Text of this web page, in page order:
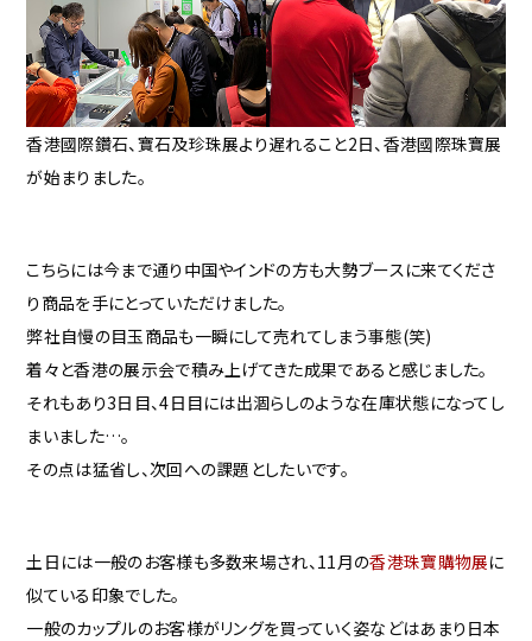
香港國際鑽石、寶石及珍珠展より遅れること2日、香港國際珠寶展
が始まりました。
こちらには今まで通り中国やインドの方も大勢ブースに来てくださ
り商品を手にとっていただけました。
弊社自慢の目玉商品も一瞬にして売れてしまう事態(笑)
着々と香港の展示会で積み上げてきた成果であると感じました。
それもあり3日目、4日目には出涸らしのような在庫状態になってし
まいました…。
その点は猛省し、次回への課題としたいです。
土日には一般のお客様も多数来場され、11月の香港珠寶購物展に
似ている印象でした。
一般のカップルのお客様がリングを買っていく姿などはあまり日本